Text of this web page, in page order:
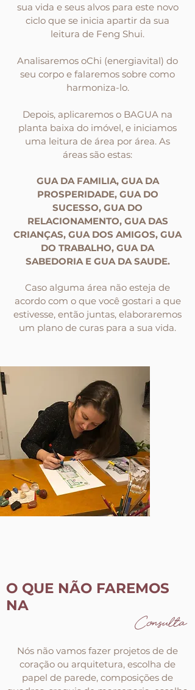
sua vida e seus alvos para este novo
ciclo que se inicia apartir da sua
leitura de Feng Shui.
Analisaremos oChi (energiavital) do
seu corpo e falaremos sobre como
harmoniza-lo.
Depois, aplicaremos o BAGUA na
planta baixa do imóvel, e iniciamos
uma leitura de área por área. As
áreas são estas:
GUA DA FAMILIA, GUA DA
PROSPERIDADE, GUA DO
SUCESSO, GUA DO
RELACIONAMENTO, GUA DAS
CRIANÇAS, GUA DOS AMIGOS, GUA
DO TRABALHO, GUA DA
SABEDORIA E GUA DA SAUDE.
Caso alguma área não esteja de
acordo com o que você gostari a que
estivesse, então juntas, elaboraremos
um plano de curas para a sua vida.
O QUE NÃO FAREMOS
NA
Consulta
Nós não vamos fazer projetos de de
coração ou arquitetura, escolha de
papel de parede, composições de